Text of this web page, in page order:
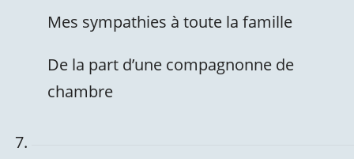
Mes sympathies à toute la famille
De la part d’une compagnonne de
chambre